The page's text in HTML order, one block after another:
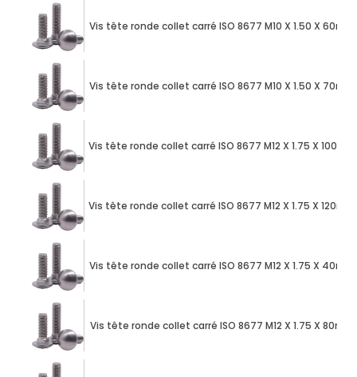
Vis tête ronde collet carré ISO 8677 M10 X 1.50 X
Vis tête ronde collet carré ISO 8677 M10 X 1.50 X
Vis tête ronde collet carré ISO 8677 M12 X 1.75 X
Vis tête ronde collet carré ISO 8677 M12 X 1.75 X
Vis tête ronde collet carré ISO 8677 M12 X 1.75 X
Vis tête ronde collet carré ISO 8677 M12 X 1.75 X